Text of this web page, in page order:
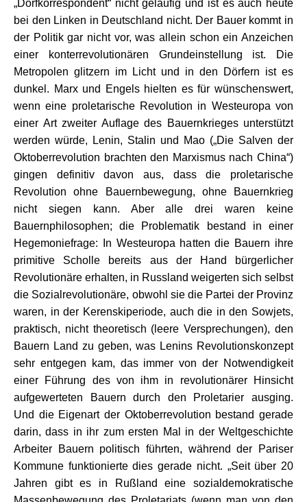
„Dorfkorrespondent“ nicht geläufig und ist es auch heute
bei den Linken in Deutschland nicht. Der Bauer kommt in
der Politik gar nicht vor, was allein schon ein Anzeichen
einer konterrevolutionären Grundeinstellung ist. Die
Metropolen glitzern im Licht und in den Dörfern ist es
dunkel. Marx und Engels hielten es für wünschenswert,
wenn eine proletarische Revolution in Westeuropa von
einer Art zweiter Auflage des Bauernkrieges unterstützt
werden würde, Lenin, Stalin und Mao („Die Salven der
Oktoberrevolution brachten den Marxismus nach China“)
gingen definitiv davon aus, dass die proletarische
Revolution ohne Bauernbewegung, ohne Bauernkrieg
nicht siegen kann. Aber alle drei waren keine
Bauernphilosophen; die Problematik bestand in einer
Hegemoniefrage: In Westeuropa hatten die Bauern ihre
primitive Scholle bereits aus der Hand bürgerlicher
Revolutionäre erhalten, in Russland weigerten sich selbst
die Sozialrevolutionäre, obwohl sie die Partei der Provinz
waren, in der Kerenskiperiode, auch die in den Sowjets,
praktisch, nicht theoretisch (leere Versprechungen), den
Bauern Land zu geben, was Lenins Revolutionskonzept
sehr entgegen kam, das immer von der Notwendigkeit
einer Führung des von ihm in revolutionärer Hinsicht
aufgewerteten Bauern durch den Proletarier ausging.
Und die Eigenart der Oktoberrevolution bestand gerade
darin, dass in ihr zum ersten Mal in der Weltgeschichte
Arbeiter Bauern politisch führten, während der Pariser
Kommune funktionierte dies gerade nicht. „Seit über 20
Jahren gibt es in Rußland eine sozialdemokratische